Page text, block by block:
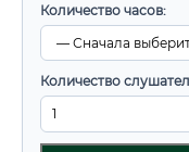
Количество часов:
Количество